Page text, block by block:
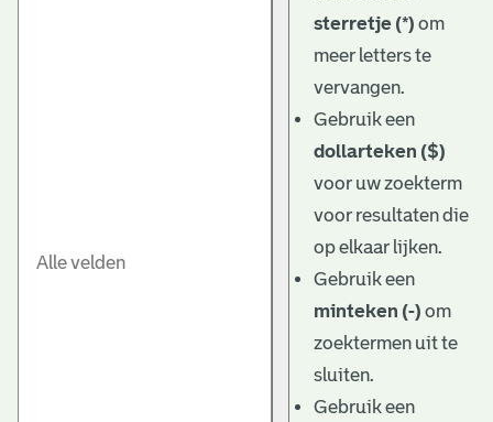
sterretje (*) om
meer letters te
vervangen.
Gebruik een
dollarteken ($)
voor uw zoekterm
voor resultaten die
op elkaar lijken.
Gebruik een
minteken (-) om
zoektermen uit te
sluiten.
Gebruik een